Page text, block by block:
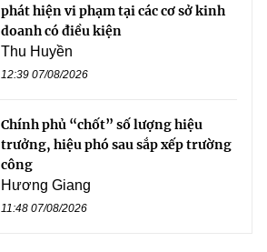
phát hiện vi phạm tại các cơ sở kinh
doanh có điều kiện
Thu Huyền
12:39 07/08/2026
Chính phủ “chốt” số lượng hiệu
trưởng, hiệu phó sau sắp xếp trường
công
Hương Giang
11:48 07/08/2026